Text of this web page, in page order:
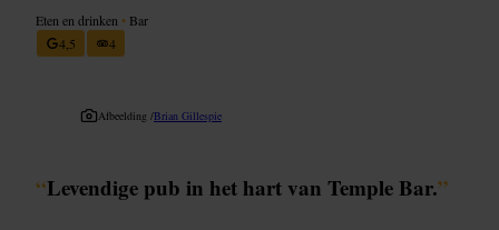
Eten en drinken • Bar
4,5
4
Afbeelding /Brian Gillespie
“Levendige pub in het hart van Temple Bar.”